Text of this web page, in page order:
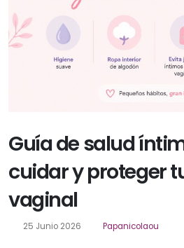
Guía de salud
cuidar y proteger
vaginal
25 Junio 2026 Papanicolaou